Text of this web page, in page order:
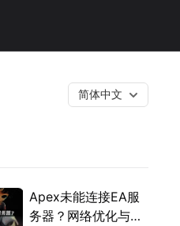
简体中文
Apex未能连接EA服
务器？网络优化与故